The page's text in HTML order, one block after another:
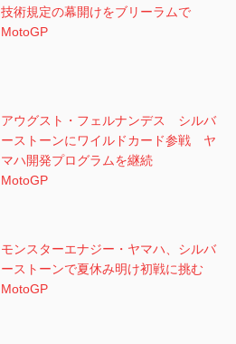
技術規定の幕開けをブリーラムで
MotoGP
アウグスト・フェルナンデス シルバ
ーストーンにワイルドカード参戦 ヤ
マハ開発プログラムを継続
MotoGP
モンスターエナジー・ヤマハ、シルバ
ーストーンで夏休み明け初戦に挑む
MotoGP